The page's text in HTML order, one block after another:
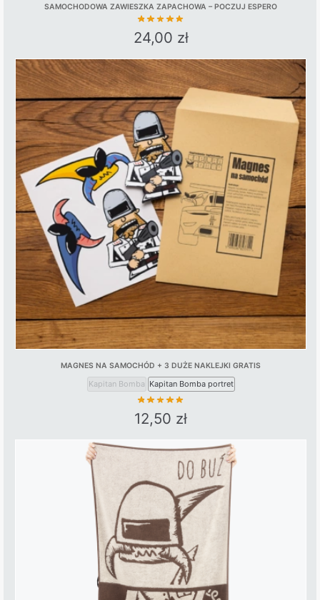
SAMOCHODOWA ZAWIESZKA ZAPACHOWA – POCZUJ ESPERO
24,00 zł
MAGNES NA SAMOCHÓD + 3 DUŻE NAKLEJKI GRATIS
Kapitan Bomba Kapitan Bomba portret
12,50 zł
This
product
multiple
variants.
The
options
may
chosen